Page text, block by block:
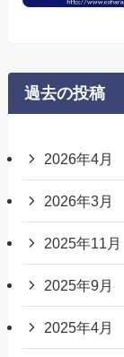
過去の投稿
2026年4月
2026年3月
2025年11月
2025年9月
2025年4月